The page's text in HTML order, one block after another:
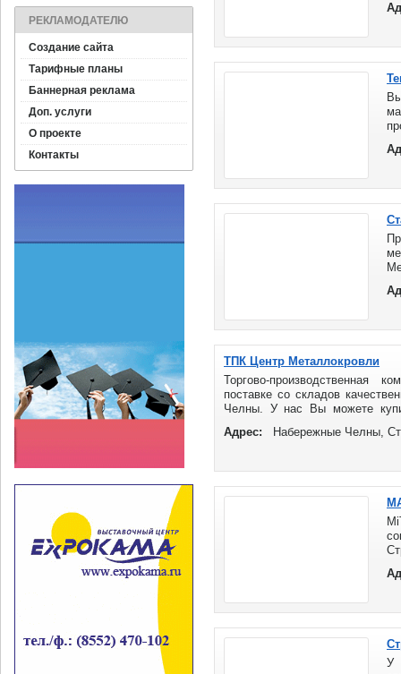
РЕКЛАМОДАТЕЛЮ
Создание сайта
Тарифные планы
Баннерная реклама
Доп. услуги
О проекте
Контакты
ТПК Центр Металлокровли
Торгово-производственная
поставке со складов
Челны. У нас Вы можете
Адрес: Набережные Челны,
У